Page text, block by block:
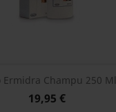
Ermidra Champu 250 Ml
19,95 €
Vista rápida